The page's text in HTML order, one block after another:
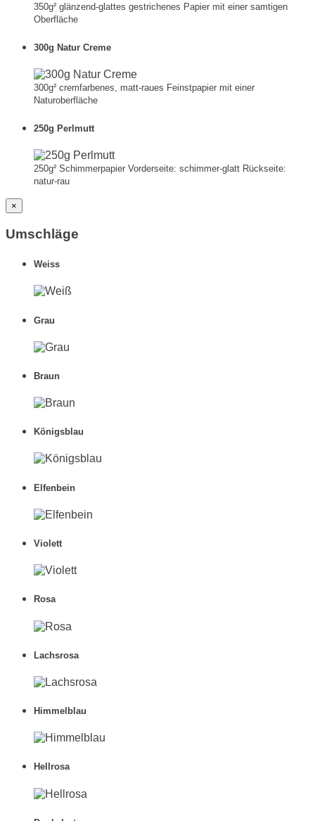
350g² glänzend-glattes gestrichenes Papier mit einer samtigen
Oberfläche
300g Natur Creme
300g² cremfarbenes, matt-raues Feinstpapier mit einer
Naturoberfläche
250g Perlmutt
250g² Schimmerpapier Vorderseite: schimmer-glatt Rückseite:
natur-rau
×
Umschläge
Weiss
Grau
Braun
Königsblau
Elfenbein
Violett
Rosa
Lachsrosa
Himmelblau
Hellrosa